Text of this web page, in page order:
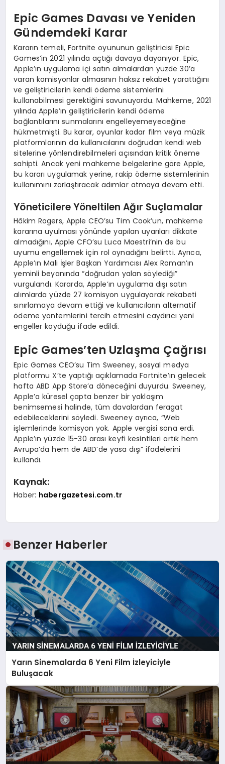
Epic Games Davası ve Yeniden
Gündemdeki Karar
Kararın temeli, Fortnite oyununun geliştiricisi Epic
Games’in 2021 yılında açtığı davaya dayanıyor. Epic,
Apple’ın uygulama içi satın almalardan yüzde 30’a
varan komisyonlar almasının haksız rekabet yarattığını
ve geliştiricilerin kendi ödeme sistemlerini
kullanabilmesi gerektiğini savunuyordu. Mahkeme, 2021
yılında Apple’ın geliştiricilerin kendi ödeme
bağlantılarını sunmalarını engelleyemeyeceğine
hükmetmişti. Bu karar, oyunlar kadar film veya müzik
platformlarının da kullanıcılarını doğrudan kendi web
sitelerine yönlendirebilmeleri açısından kritik öneme
sahipti. Ancak yeni mahkeme belgelerine göre Apple,
bu kararı uygulamak yerine, rakip ödeme sistemlerinin
kullanımını zorlaştıracak adımlar atmaya devam etti.
Yöneticilere Yöneltilen Ağır Suçlamalar
Hâkim Rogers, Apple CEO’su Tim Cook’un, mahkeme
kararına uyulması yönünde yapılan uyarıları dikkate
almadığını, Apple CFO’su Luca Maestri’nin de bu
uyumu engellemek için rol oynadığını belirtti. Ayrıca,
Apple’ın Mali İşler Başkan Yardımcısı Alex Roman’ın
yeminli beyanında “doğrudan yalan söylediği”
vurgulandı. Kararda, Apple’ın uygulama dışı satın
alımlarda yüzde 27 komisyon uygulayarak rekabeti
sınırlamaya devam ettiği ve kullanıcıların alternatif
ödeme yöntemlerini tercih etmesini caydırıcı yeni
engeller koyduğu ifade edildi.
Epic Games’ten Uzlaşma Çağrısı
Epic Games CEO’su Tim Sweeney, sosyal medya
platformu X’te yaptığı açıklamada Fortnite’ın gelecek
hafta ABD App Store’a döneceğini duyurdu. Sweeney,
Apple’a küresel çapta benzer bir yaklaşım
benimsemesi halinde, tüm davalardan feragat
edebileceklerini söyledi. Sweeney ayrıca, “Web
işlemlerinde komisyon yok. Apple vergisi sona erdi.
Apple’ın yüzde 15-30 arası keyfi kesintileri artık hem
Avrupa’da hem de ABD’de yasa dışı” ifadelerini
kullandı.
Kaynak:
Haber: habergazetesi.com.tr
Benzer Haberler
Yarın Sinemalarda 6 Yeni Film İzleyiciyle
Buluşacak